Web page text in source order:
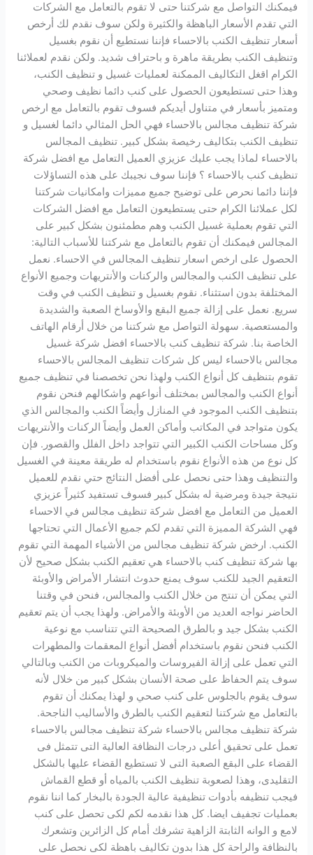
فيمكنك التواصل مع شركتنا حتى لا تقوم بالتعامل مع الشركات
التي تقدم الأسعار الباهظة والكثيرة ولكن سوف نقدم لك أرخص
أسعار تنظيف الكنب بالاحساء فإننا نستطيع أن نقوم بغسيل
وتنظيف الكنب بطريقة ماهرة و باحتراف شديد. ولكن نقدم لعملائنا
الكرام اقغل التكاليف الممكنة لعمليات غسيل و تنظيف الكنب،
وهذا حتى تستطيعون الحصول على كنب دائما نظيف وصحي
ومتميز بأسعار في متناول أيديكم فسوف تقوم بالتعامل مع ارخص
شركة تنظيف مجالس بالاحساء فهي الحل المثالي دائما لغسيل و
تنظيف الكنب بتكاليف رخيصة بشكل كبير. تنظيف المجالس
بالاحساء لماذا يجب عليك عزيزي العميل التعامل مع افضل شركة
تنظيف كنب بالاحساء ؟ فإننا سوف نجيبك على هذه التساؤلات
فإننا دائما نحرص على توضيح جميع مميزات وامكانيات شركتنا
لكل عملائنا الكرام حتى يستطيعون التعامل مع افضل الشركات
التي تقوم بعملية غسيل الكنب وهم مطمئنون بشكل كبير على
المجالس فيمكنك أن تقوم بالتعامل مع شركتنا للأسباب التالية:
الحصول على ارخص اسعار تنظيف المجالس في الاحساء. نعمل
على تنظيف الكنب والمجالس والركنات والأنتريهات وجميع الأنواع
المختلفة بدون استثناء. نقوم بغسيل و تنظيف الكنب في وقت
سريع. نعمل على إزالة جميع البقع والأوساخ الصعبة والشديدة
والمستعصية. سهولة التواصل مع شركتنا من خلال أرقام الهاتف
الخاصة بنا. شركة تنظيف كنب بالاحساء افضل شركة غسيل
مجالس بالاحساء ليس كل شركات تنظيف المجالس بالاحساء
تقوم بتنظيف كل أنواع الكنب ولهذا نحن تخصصنا في تنظيف جميع
أنواع الكنب والمجالس بمختلف أنواعهم واشكالهم فنحن نقوم
بتنظيف الكنب الموجود في المنازل وأيضاً الكنب والمجالس الذي
يكون متواجد في المكاتب وأماكن العمل وأيضاً الركنات والأنتريهات
وكل مساحات الكنب الكبير التي تتواجد داخل الفلل والقصور. فإن
كل نوع من هذه الأنواع نقوم باستخدام له طريقة معينة في الغسيل
والتنظيف وهذا حتى نحصل على أفضل النتائج حتي نقدم للعميل
نتيجة جيدة ومرضية له بشكل كبير فسوف تستفيد كثيراً عزيزي
العميل من التعامل مع افضل شركة تنظيف مجالس في الاحساء
فهي الشركة المميزة التي تقدم لكم جميع الأعمال التي تحتاجها
الكنب. ارخض شركة تنظيف مجالس من الأشياء المهمة التي تقوم
بها شركة تنظيف كنب بالاحساء هي تعقيم الكنب بشكل صحيح لأن
التعقيم الجيد للكنب سوف يمنع حدوث انتشار الأمراض والأوبئة
التي يمكن أن تنتج من خلال الكنب والمجالس، فنحن في وقتنا
الحاضر نواجه العديد من الأوبئة والأمراض. ولهذا يجب أن يتم تعقيم
الكنب بشكل جيد و بالطرق الصحيحة التي تتناسب مع نوعية
الكنب فنحن نقوم باستخدام أفضل أنواع المعقمات والمطهرات
التي تعمل على إزالة الفيروسات والميكروبات من الكنب وبالتالي
سوف يتم الحفاظ على صحة الأنسان بشكل كبير من خلال لأنه
سوف يقوم بالجلوس على كنب صحي و لهذا يمكنك أن تقوم
بالتعامل مع شركتنا لتعقيم الكنب بالطرق والأساليب الناجحة.
شركة تنظيف مجالس بالاحساء شركة تنظيف مجالس بالاحساء
تعمل على تحقيق أعلى درجات النظافة العالية التى تتمثل فى
القضاء على البقع الصعبة التى لا تستطيع القضاء عليها بالشكل
التقليدى، وهذا لصعوبة تنظيف الكنب بالمياه أو قطع القماش
فيجب تنظيفه بأدوات تنظيفية عالية الجودة بالبخار كما اننا نقوم
بعمليات تجفيف ايضا. كل هذا نقدمه لكم لكى تحصل على كنب
لامع و الوانه الثابتة الزاهية تشرفك أمام كل الزائرين وتشعرك
بالنظافة والراحة كل هذا بدون تكاليف باهظة لكى نحصل على